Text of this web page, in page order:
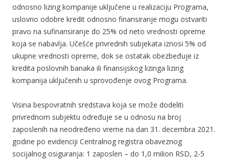
odnosno lizing kompanije uključene u realizaciju Programa,
uslovno odobre kredit odnosno finansiranje mogu ostvariti
pravo na sufinansiranje do 25% od neto vrednosti opreme
koja se nabavlja. Učešće privrednih subjekata iznosi 5% od
ukupne vrednosti opreme, dok se ostatak obezbeđuje iz
kredita poslovnih banaka ili finansijskog lizinga lizing
kompanija uključenih u sprovođenje ovog Programa.
Visina bespovratnih sredstava koja se može dodeliti
privrednom subjektu određuje se u odnosu na broj
zaposlenih na neodređeno vreme na dan 31. decembra 2021.
godine po evidenciji Centralnog registra obaveznog
socijalnog osiguranja: 1 zaposlen – do 1,0 milion RSD, 2-5